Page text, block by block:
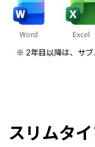
※ 2年目以降は、サブ
スリムタ